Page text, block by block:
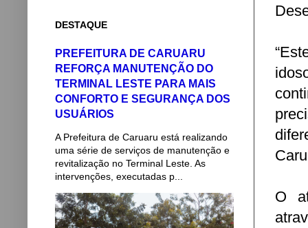
O
DESTAQUE
PREFEITURA DE CARUARU
REFORÇA MANUTENÇÃO DO
TERMINAL LESTE PARA MAIS
CONFORTO E SEGURANÇA DOS
USUÁRIOS
A Prefeitura de Caruaru está realizando
uma série de serviços de manutenção e
revitalização no Terminal Leste. As
intervenções, executadas p...